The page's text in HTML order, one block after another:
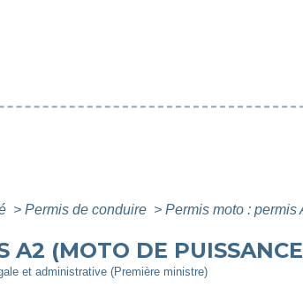
> Permis de conduire > Permis moto : permis
A2 (MOTO DE
et administrative (Première ministre)